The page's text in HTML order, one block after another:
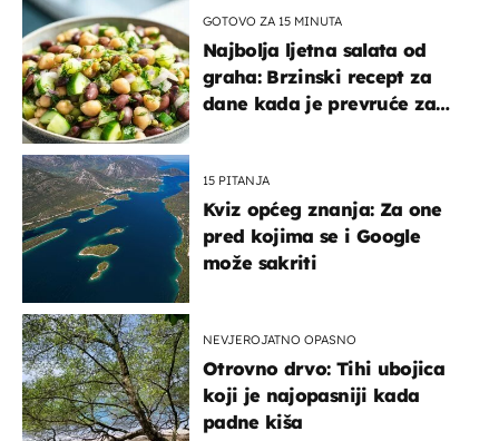
GOTOVO ZA 15 MINUTA
Najbolja ljetna salata od
graha: Brzinski recept za
dane kada je prevruće za
15 PITANJA
Kviz općeg znanja: Za one
pred kojima se i Google
može sakriti
NEVJEROJATNO OPASNO
Otrovno drvo: Tihi ubojica
koji je najopasniji kada
padne kiša